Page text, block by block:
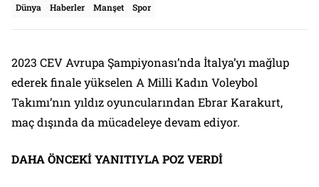
Dünya Haberler Manşet Spor
2023 CEV Avrupa Şampiyonası’nda İtalya’yı mağlup
ederek finale yükselen A Milli Kadın Voleybol
Takımı’nın yıldız oyuncularından Ebrar Karakurt,
maç dışında da mücadeleye devam ediyor.
DAHA ÖNCEKİ YANITIYLA POZ VERDİ